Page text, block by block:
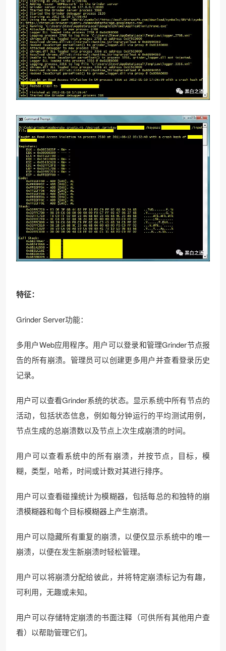
特征：
Grinder Server功能：
多用户Web应用程序。用户可以登录和管理Grinder节点报
告的所有崩溃。管理员可以创建更多用户并查看登录历史
记录。
用户可以查看Grinder系统的状态。显示系统中所有节点的
活动，包括状态信息，例如每分钟运行的平均测试用例，
节点生成的总崩溃数以及节点上次生成崩溃的时间。
用户可以查看系统中的所有崩溃，并按节点，目标，模
糊，类型，哈希，时间或计数对其进行排序。
用户可以查看碰撞统计为模糊器，包括每总的和独特的崩
溃模糊器和每个目标模糊器上产生崩溃。
用户可以隐藏所有重复的崩溃，以便仅显示系统中的唯一
崩溃，以便在发生新崩溃时轻松管理。
用户可以将崩溃分配给彼此，并将特定崩溃标记为有趣，
可利用，无趣或未知。
用户可以存储特定崩溃的书面注释（可供所有其他用户查
看）以帮助管理它们。